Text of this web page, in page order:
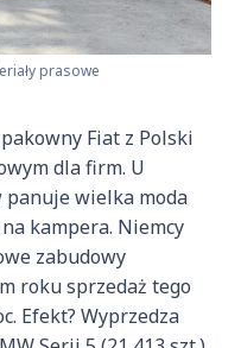
prasowe
Fiat z Polski
dla firm. U
panuje wielka moda
kampera. Niemcy
zabudowy
roku sprzedaż tego
Efekt? Wyprzedza